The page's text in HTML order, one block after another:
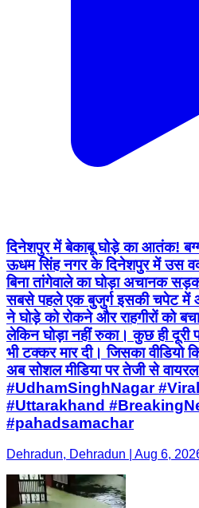
दिनेशपुर में बेकाबू घोड़े का आतंक!
ऊधम सिंह नगर के दिनेशपुर में उस
बिना तांगेवाले का घोड़ा अचानक
सबसे पहले एक बुजुर्ग इसकी चपेट में
ने घोड़े को रोकने और राहगीरों को
लेकिन घोड़ा नहीं रुका। कुछ ही
भी टक्कर मार दी। जिसका वीडियो
अब सोशल मीडिया पर तेजी से
#UdhamSinghNagar
#Uttarakhand
#pahadsamachar
Dehradun, Dehradun | Aug 6,